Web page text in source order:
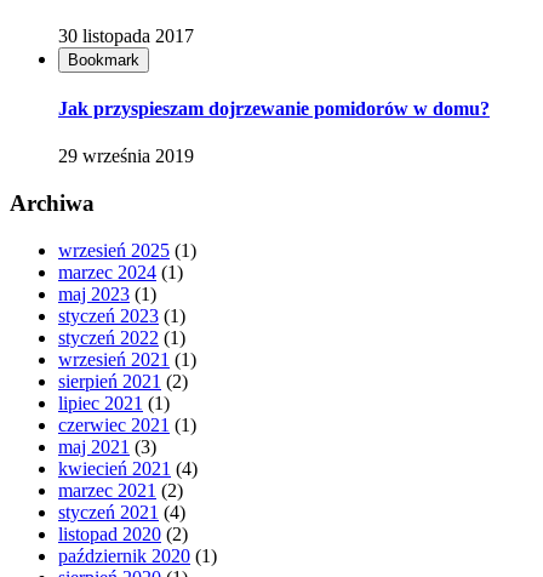
30 listopada 2017
Bookmark
Jak przyspieszam dojrzewanie pomidorów w domu?
29 września 2019
Archiwa
wrzesień 2025 (1)
marzec 2024 (1)
maj 2023 (1)
styczeń 2023 (1)
styczeń 2022 (1)
wrzesień 2021 (1)
sierpień 2021 (2)
lipiec 2021 (1)
czerwiec 2021 (1)
maj 2021 (3)
kwiecień 2021 (4)
marzec 2021 (2)
styczeń 2021 (4)
listopad 2020 (2)
październik 2020 (1)